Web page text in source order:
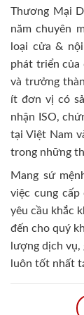
Thương Mại
năm chuyên
loại cửa &
phát triển của
và trưởng
ít đơn vị có
nhận ISO,
tại Việt Nam
trong những
Mang sứ
việc cung cấp
yêu cầu khắc
đến cho quý
lượng dịch
luôn tốt nhất